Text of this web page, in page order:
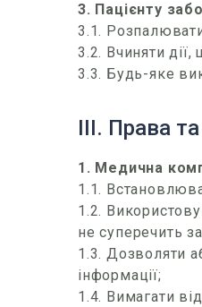
3. Пацієнту
3.1.
3.2. Вчиняти
3.3. Будь-яке
IІІ. Права
1. Медична
1.1.
1.2.
не суперечить
1.3. Дозволяти
інформації;
1.4. Вимагати